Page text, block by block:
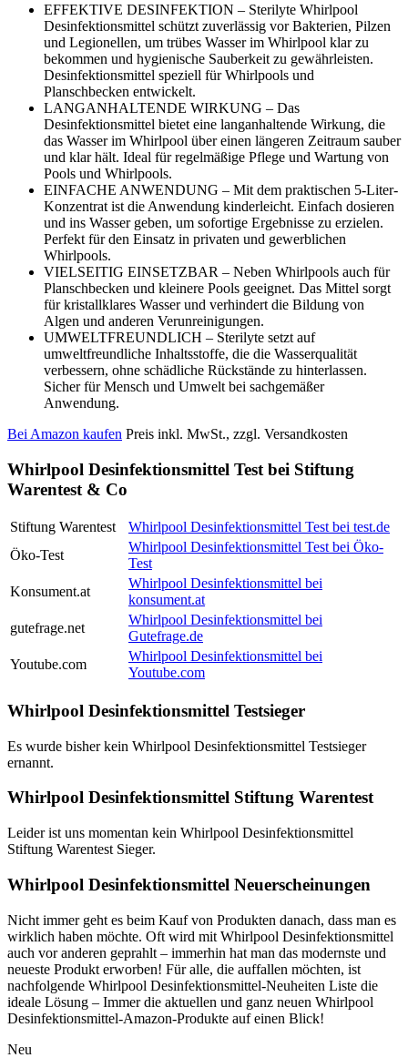
EFFEKTIVE DESINFEKTION – Sterilyte Whirlpool
Desinfektionsmittel schützt zuverlässig vor Bakterien, Pilzen
und Legionellen, um trübes Wasser im Whirlpool klar zu
bekommen und hygienische Sauberkeit zu gewährleisten.
Desinfektionsmittel speziell für Whirlpools und
Planschbecken entwickelt.
LANGANHALTENDE WIRKUNG – Das
Desinfektionsmittel bietet eine langanhaltende Wirkung, die
das Wasser im Whirlpool über einen längeren Zeitraum sauber
und klar hält. Ideal für regelmäßige Pflege und Wartung von
Pools und Whirlpools.
EINFACHE ANWENDUNG – Mit dem praktischen 5-Liter-
Konzentrat ist die Anwendung kinderleicht. Einfach dosieren
und ins Wasser geben, um sofortige Ergebnisse zu erzielen.
Perfekt für den Einsatz in privaten und gewerblichen
Whirlpools.
VIELSEITIG EINSETZBAR – Neben Whirlpools auch für
Planschbecken und kleinere Pools geeignet. Das Mittel sorgt
für kristallklares Wasser und verhindert die Bildung von
Algen und anderen Verunreinigungen.
UMWELTFREUNDLICH – Sterilyte setzt auf
umweltfreundliche Inhaltsstoffe, die die Wasserqualität
verbessern, ohne schädliche Rückstände zu hinterlassen.
Sicher für Mensch und Umwelt bei sachgemäßer
Anwendung.
Bei Amazon kaufen Preis inkl. MwSt., zzgl. Versandkosten
Whirlpool Desinfektionsmittel Test bei Stiftung
Warentest & Co
Stiftung Warentest
Whirlpool Desinfektionsmittel Test bei test.de
Öko-Test
Whirlpool Desinfektionsmittel Test bei Öko-
Test
Konsument.at
Whirlpool Desinfektionsmittel bei
konsument.at
gutefrage.net
Whirlpool Desinfektionsmittel bei
Gutefrage.de
Youtube.com
Whirlpool Desinfektionsmittel bei
Youtube.com
Whirlpool Desinfektionsmittel Testsieger
Es wurde bisher kein Whirlpool Desinfektionsmittel Testsieger
ernannt.
Whirlpool Desinfektionsmittel Stiftung Warentest
Leider ist uns momentan kein Whirlpool Desinfektionsmittel
Stiftung Warentest Sieger.
Whirlpool Desinfektionsmittel Neuerscheinungen
Nicht immer geht es beim Kauf von Produkten danach, dass man es
wirklich haben möchte. Oft wird mit Whirlpool Desinfektionsmittel
auch vor anderen geprahlt – immerhin hat man das modernste und
neueste Produkt erworben! Für alle, die auffallen möchten, ist
nachfolgende Whirlpool Desinfektionsmittel-Neuheiten Liste die
ideale Lösung – Immer die aktuellen und ganz neuen Whirlpool
Desinfektionsmittel-Amazon-Produkte auf einen Blick!
Neu